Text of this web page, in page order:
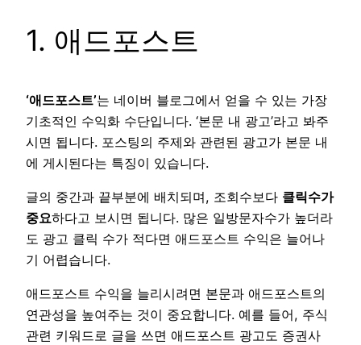
1. 애드포스트
‘애드포스트’는 네이버 블로그에서 얻을 수 있는 가장
기초적인 수익화 수단입니다. ‘본문 내 광고’라고 봐주
시면 됩니다. 포스팅의 주제와 관련된 광고가 본문 내
에 게시된다는 특징이 있습니다.
글의 중간과 끝부분에 배치되며, 조회수보다 클릭수가
중요하다고 보시면 됩니다. 많은 일방문자수가 높더라
도 광고 클릭 수가 적다면 애드포스트 수익은 늘어나
기 어렵습니다.
애드포스트 수익을 늘리시려면 본문과 애드포스트의
연관성을 높여주는 것이 중요합니다. 예를 들어, 주식
관련 키워드로 글을 쓰면 애드포스트 광고도 증권사